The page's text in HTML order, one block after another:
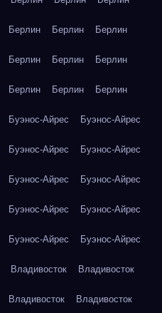
Берлин Берлин Берлин
Берлин Берлин Берлин
Берлин Берлин Берлин
Буэнос-Айрес Буэнос-Айрес
Буэнос-Айрес Буэнос-Айрес
Буэнос-Айрес Буэнос-Айрес
Буэнос-Айрес Буэнос-Айрес
Буэнос-Айрес Буэнос-Айрес
Владивосток Владивосток
Владивосток Владивосток